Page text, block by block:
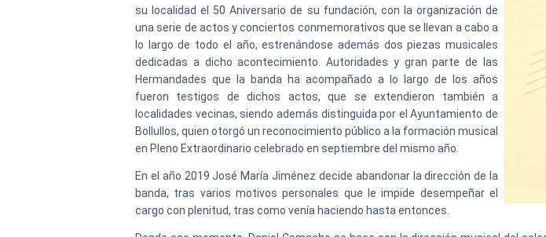
su localidad el 50 Aniversario de su fundación, con la organización de
una serie de actos y conciertos conmemorativos que se llevan a cabo a
lo largo de todo el año, estrenándose además dos piezas musicales
dedicadas a dicho acontecimiento. Autoridades y gran parte de las
Hermandades que la banda ha acompañado a lo largo de los años
fueron testigos de dichos actos, que se extendieron también a
localidades vecinas, siendo además distinguida por el Ayuntamiento de
Bollullos, quien otorgó un reconocimiento público a la formación musical
en Pleno Extraordinario celebrado en septiembre del mismo año.
En el año 2019 José María Jiménez decide abandonar la dirección de la
banda, tras varios motivos personales que le impide desempeñar el
cargo con plenitud, tras como venía haciendo hasta entonces.